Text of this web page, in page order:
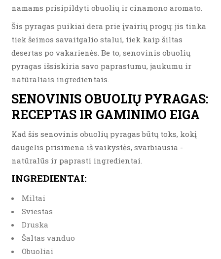
namams prisipildyti obuolių ir cinamono aromato.
Šis pyragas puikiai dera prie įvairių progų: jis tinka
tiek šeimos savaitgalio stalui, tiek kaip šiltas
desertas po vakarienės. Be to, senovinis obuolių
pyragas išsiskiria savo paprastumu, jaukumu ir
natūraliais ingredientais.
SENOVINIS OBUOLIŲ PYRAGAS:
RECEPTAS IR GAMINIMO EIGA
Kad šis senovinis obuolių pyragas būtų toks, kokį
daugelis prisimena iš vaikystės, svarbiausia -
natūralūs ir paprasti ingredientai.
INGREDIENTAI:
Miltai
Sviestas
Druska
Šaltas vanduo
Obuoliai